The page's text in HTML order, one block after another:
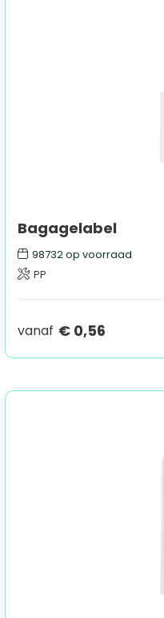
Bagagelabel
98732op voorraad
PP
vanaf € 0,56